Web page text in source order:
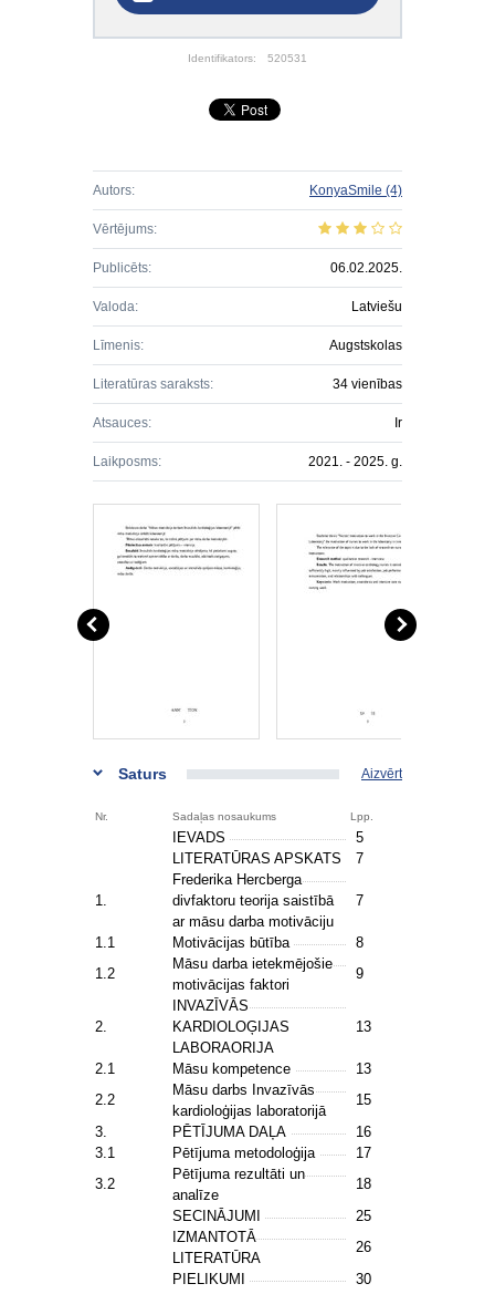
Identifikators: 520531
Autors: KonyaSmile (4)
Vērtējums:
Publicēts: 06.02.2025.
Valoda: Latviešu
Līmenis: Augstskolas
Literatūras saraksts: 34 vienības
Atsauces: Ir
Laikposms: 2021. - 2025. g.
Saturs Aizvērt
Nr. Sadaļas nosaukums Lpp.
IEVADS
5
LITERATŪRAS APSKATS
7
1.
Frederika Hercberga
divfaktoru teorija saistībā
ar māsu darba motivāciju
7
1.1 Motivācijas būtība
8
1.2
Māsu darba ietekmējošie
motivācijas faktori
9
2.
INVAZĪVĀS
KARDIOLOĢIJAS
LABORAORIJA
13
2.1 Māsu kompetence
13
2.2
Māsu darbs Invazīvās
kardioloģijas laboratorijā
15
3.
PĒTĪJUMA DAĻA
16
3.1
Pētījuma metodoloģija
17
3.2
Pētījuma rezultāti un
analīze
18
SECINĀJUMI
25
IZMANTOTĀ
LITERATŪRA
26
PIELIKUMI
30